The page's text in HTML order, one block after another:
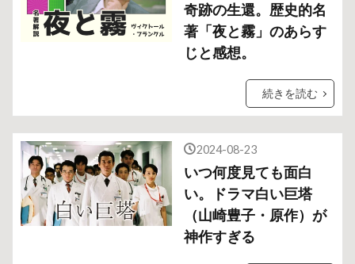
奇跡の生還。歴史的名
著「夜と霧」のあらす
じと感想。
続きを読む
2024-08-23
いつ何度見ても面白
い。ドラマ白い巨塔
（山崎豊子・原作）が
神作すぎる